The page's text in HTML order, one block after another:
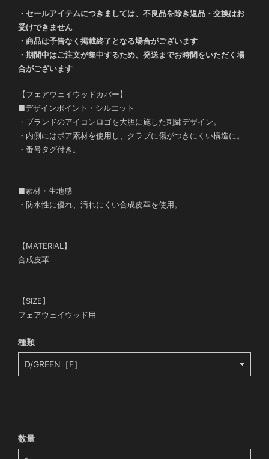
・セールアイテムにつきましては、不良品を除き返品・交換はお
受けできません
・商品は予告なく掲載終了となる場合がございます
・期間中はご注文が集中するため、発送までお時間をいただく場
合がございます
【フェアウェイウッドカバー】
■デザインポイント・シルエット
・ブランドのアイコンロゴを大胆に施した刺繍デザイン。
・内側にはボア素材を使用し、クラブに傷がつきにくい構造に。
・番号タグ付き。
■素材・生地感
・防水性に優れ、汚れにくい合成皮革を使用。
【MATERIAL】
合成皮革
【SIZE】
フェアウェイウッド用
種類
数量